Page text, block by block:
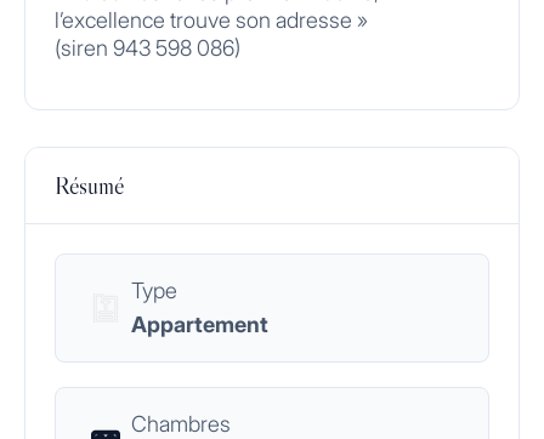
l’excellence trouve son adresse »
(siren 943 598 086)
Résumé
Type
Appartement
Chambres